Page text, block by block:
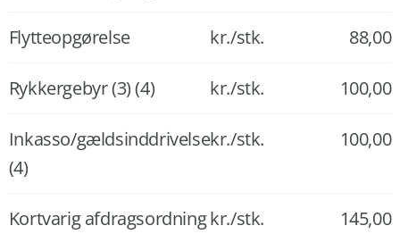
Flytteopgørelse kr./stk. 88,00
Rykkergebyr (3) (4) kr./stk. 100,00
Inkasso/gældsinddrivelse
(4)
kr./stk. 100,00
Kortvarig afdragsordningkr./stk. 145,00